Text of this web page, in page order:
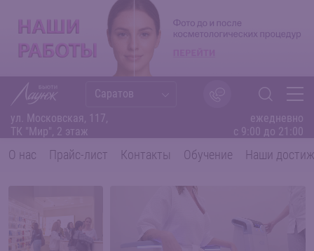
ул. Московская, 117,
ТК "Мир", 2 этаж
ежедневно
с 9:00 до 21:00
Саратов
О нас Прайс-лист Контакты Обучение Наши